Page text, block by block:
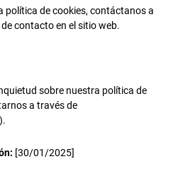
política de cookies, contáctanos a
contacto en el sitio web.
sobre nuestra política de
a través de
[30/01/2025]